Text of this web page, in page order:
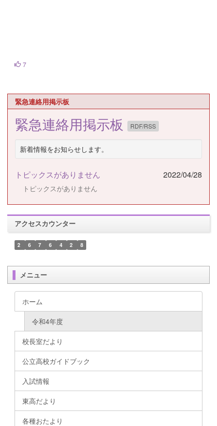
7
緊急連絡用掲示板
緊急連絡用掲示板 RDF/RSS
新着情報をお知らせします。
トピックスがありません 2022/04/28
トピックスがありません
アクセスカウンター
2 6 7 6 4 2 8
メニュー
ホーム
令和4年度
校長室だより
公立高校ガイドブック
入試情報
東高だより
各種おたより